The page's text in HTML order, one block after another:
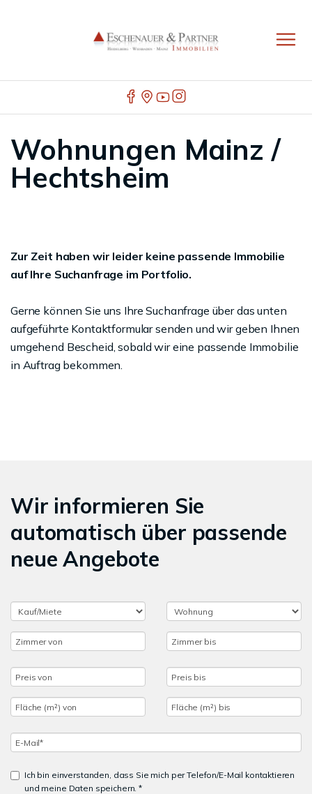
Wohnungen Mainz /
Hechtsheim
Zur Zeit haben wir leider keine passende Immobilie
auf Ihre Suchanfrage im Portfolio.
Gerne können Sie uns Ihre Suchanfrage über das unten
aufgeführte Kontaktformular senden und wir geben Ihnen
umgehend Bescheid, sobald wir eine passende Immobilie
in Auftrag bekommen.
Wir informieren Sie
automatisch über passende
neue Angebote
Ich bin einverstanden, dass Sie mich per Telefon/E-Mail kontaktieren
und meine Daten speichern. *